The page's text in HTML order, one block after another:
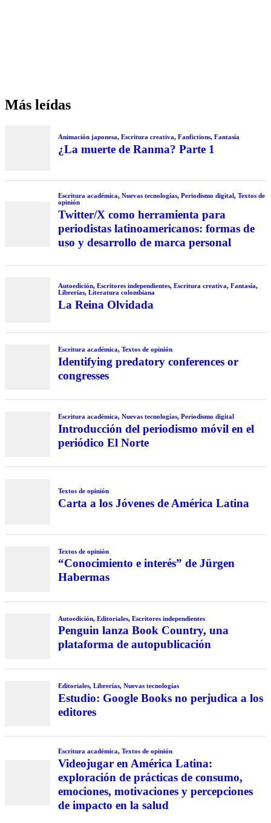
Más leídas
Animación japonesa, Escritura creativa, Fanfictions, Fantasía
¿La muerte de Ranma? Parte 1
Escritura académica, Nuevas tecnologías, Periodismo digital, Textos de
opinión
Twitter/X como herramienta para
periodistas latinoamericanos: formas de
uso y desarrollo de marca personal
Autoedición, Escritores independientes, Escritura creativa, Fantasía,
Librerías, Literatura colombiana
La Reina Olvidada
Escritura académica, Textos de opinión
Identifying predatory conferences or
congresses
Escritura académica, Nuevas tecnologías, Periodismo digital
Introducción del periodismo móvil en el
periódico El Norte
Textos de opinión
Carta a los Jóvenes de América Latina
Textos de opinión
“Conocimiento e interés” de Jürgen
Habermas
Autoedición, Editoriales, Escritores independientes
Penguin lanza Book Country, una
plataforma de autopublicación
Editoriales, Librerías, Nuevas tecnologías
Estudio: Google Books no perjudica a los
editores
Escritura académica, Textos de opinión
Videojugar en América Latina:
exploración de prácticas de consumo,
emociones, motivaciones y percepciones
de impacto en la salud